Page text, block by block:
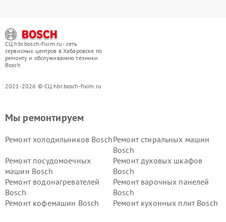
СЦ hbr.bosch-fixim.ru - сеть
сервисных центров в Хабаровске по
ремонту и обслуживанию техники
Bosch
2021-2026 © СЦ hbr.bosch-fixim.ru
Мы ремонтируем
Ремонт холодильников BoschРемонт стиральных машин
Bosch
Ремонт посудомоечных
машин Bosch
Ремонт духовых шкафов
Bosch
Ремонт водонагревателей
Bosch
Ремонт варочных панелей
Bosch
Ремонт кофемашин Bosch
Ремонт кухонных плит Bosch